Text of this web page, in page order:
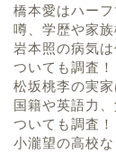
橋本愛はハー
噂、学歴や家
岩本照の病気
ついても調査！
松坂桃李の実
国籍や英語力
ついても調査！
小瀧望の高校